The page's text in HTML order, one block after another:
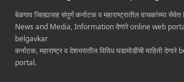
बेळगाव जिल्ह्यासह संपुर्ण कर्नाटक व महाराष्ट्रातील वाचकांच्या
News and Media, Information देणारे online web
belgavkar
कर्नाटक, महाराष्ट्र व देशभरातील विविध घडामोडींची माहिती
portal.